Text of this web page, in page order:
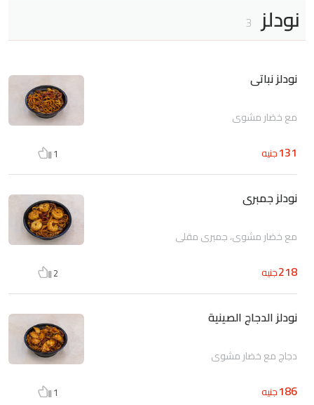
نودلز 3
نودلز نباتى
مع خضار مشوى
131جنيه 1
نودلز جمبرى
مع خضار مشوى، جمبرى مقلى
218جنيه 2
نودلز الدجاج الصينية
دجاج مع خضار مشوى
186جنيه 1